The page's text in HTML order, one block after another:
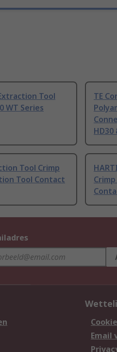
Tool
WT Series
TE
HD30
Tool Crimp
Tool Contact
Email